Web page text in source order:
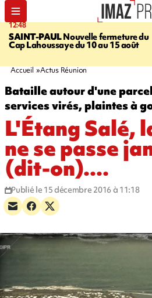
12:48
SAINT-PAULNouvelle fermeture du
Cap Lahoussaye du 10 au 15 août
Accueil Actus Réunion
Bataille autour d'une
services virés, plaintes à
L'Étang Salé,
ne se passe
(dit-on)....
Publié le 15 décembre 2016 à 11:18